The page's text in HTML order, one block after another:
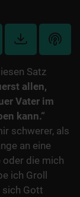
Satz
allen,
Vater im
kann.“
schwerer, als
an eine
oder die mich
ich Groll
sich Gott